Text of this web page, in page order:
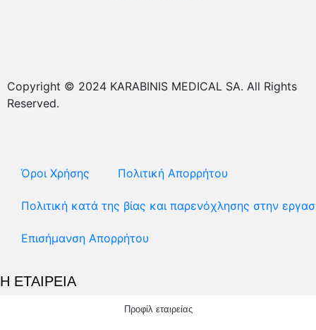
Copyright © 2024 KARABINIS MEDICAL SA. All Rights
Reserved.
Όροι Χρήσης Πολιτική Απορρήτου
Πολιτική κατά της βίας και παρενόχλησης στην
Επισήμανση Απορρήτου
Η ΕΤΑΙΡΕΙΑ
Προφίλ εταιρείας